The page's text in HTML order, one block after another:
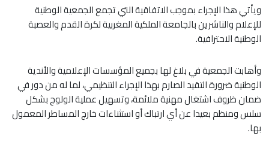
ويأتي هذا الإجراء بموجب الاتفاقية التي تجمع الجمعية الوطنية
للإعلام والناشرين بالجامعة الملكية المغربية لكرة القدم والعصبة
الوطنية الاحترافية.
وأهابت الجمعية في بلاغ لها بجميع المؤسسات الإعلامية والأندية
الوطنية ضرورة التقيد الصارم بهذا الإجراء التنظيمي، لما له من دور في
ضمان ظروف اشتغال مهنية ملائمة، وتسهيل عملية الولوج بشكل
سلس ومنظم بعيدا عن أي ارتباك أو استثناءات خارج المساطر المعمول
بها.